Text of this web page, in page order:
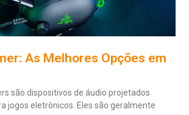
As Melhores Opções em
são dispositivos de áudio projetados
jogos eletrônicos. Eles são geralmente